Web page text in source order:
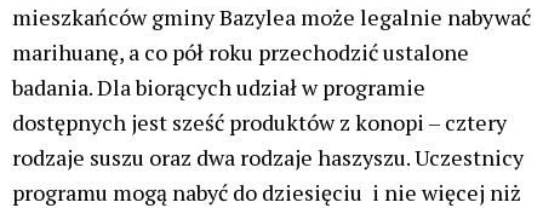
mieszkańców gminy Bazylea może legalnie nabywać
marihuanę, a co pół roku przechodzić ustalone
badania. Dla biorących udział w programie
dostępnych jest sześć produktów z konopi – cztery
rodzaje suszu oraz dwa rodzaje haszyszu. Uczestnicy
programu mogą nabyć do dziesięciu i nie więcej niż